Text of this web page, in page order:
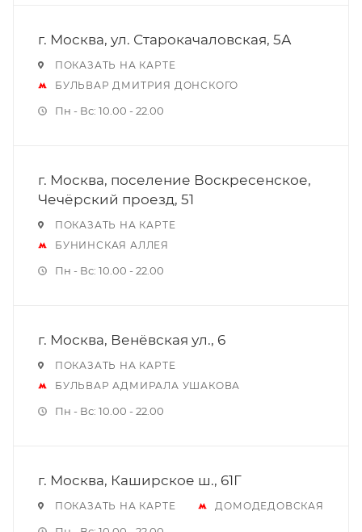
г. Москва, ул. Старокачаловская, 5А
ПОКАЗАТЬ НА КАРТЕ
БУЛЬВАР ДМИТРИЯ ДОНСКОГО
Пн - Вс: 10.00 - 22.00
г. Москва, поселение Воскресенское,
Чечёрский проезд, 51
ПОКАЗАТЬ НА КАРТЕ
БУНИНСКАЯ АЛЛЕЯ
Пн - Вс: 10.00 - 22.00
г. Москва, Венёвская ул., 6
ПОКАЗАТЬ НА КАРТЕ
БУЛЬВАР АДМИРАЛА УШАКОВА
Пн - Вс: 10.00 - 22.00
г. Москва, Каширское ш., 61Г
ПОКАЗАТЬ НА КАРТЕ ДОМОДЕДОВСКАЯ